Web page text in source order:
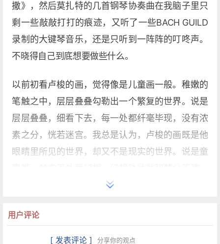
撒》，然后莫扎特的几首钢琴协奏曲在我脑子里只
剩一些敲敲打打的痕迹，又听了一些BACH GUILD
录制的大键琴音乐，还是只听到一阵阵的叮咚声。
不晓得自己到底想要做些什么。
以前初看卢梭的画，觉得像是儿童画一般。稚嫩的
笔触之中，层层叠叠勾勒出一个繁复的世界。说是
层层叠叠，细看下去，每一处都纤毫毕现，没有浓
素之分，恍若迷宫。我总是认为，卢梭的画既是他
眼睛里所见的世界，却又不是现实的世界。说是童
而梦又是内心世界的折射。在卢梭的幻想世界里，
望，我的梦也能如此纯粹。人的欲望是无尽的，烦
恼也是无穷的。有时候欲望却又如此简单，。
用户评论
[ 发表评论 ] 分享你的观点